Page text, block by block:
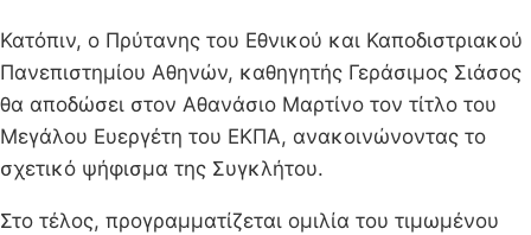
Κατόπιν, ο Πρύτανης του Εθνικού και Καποδιστριακού
Πανεπιστημίου Αθηνών, καθηγητής Γεράσιμος Σιάσος
θα αποδώσει στον Αθανάσιο Μαρτίνο τον τίτλο του
Μεγάλου Ευεργέτη του ΕΚΠΑ, ανακοινώνοντας το
σχετικό ψήφισμα της Συγκλήτου.
Στο τέλος, προγραμματίζεται ομιλία του τιμωμένου